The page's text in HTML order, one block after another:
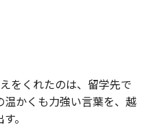
をくれたのは、留学先で
かくも力強い言葉を、越
。